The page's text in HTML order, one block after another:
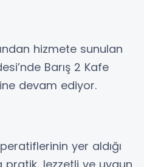
hizmete sunulan
Barış 2 Kafe
devam ediyor.
yer aldığı